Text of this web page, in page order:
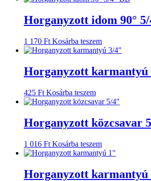
Horganyzott idom 90°
1 170 Ft Kosárba teszem
Horganyzott karmantyú
425 Ft Kosárba teszem
Horganyzott közcsavar
1 016 Ft Kosárba teszem
Horganyzott karmantyú